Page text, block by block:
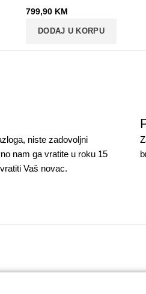
799,90 KM
DODAJ U KORPU
niste zadovoljni
nam ga vratite u roku 15
Vaš novac.